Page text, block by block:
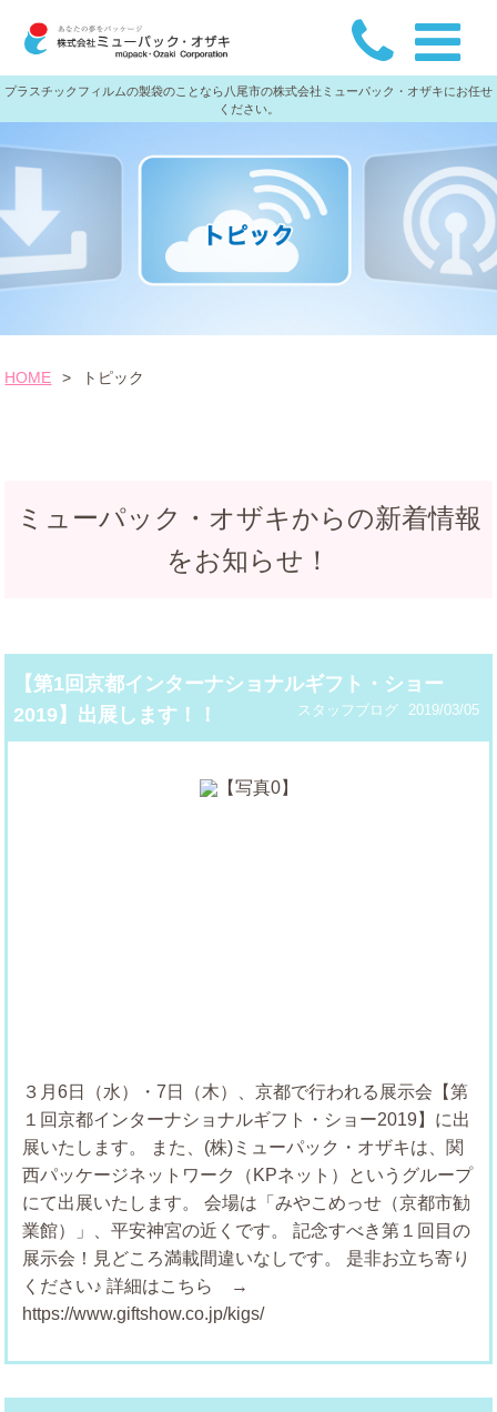
プラスチックフィルムの製袋のことなら八尾市の株式会社ミューパック・オザキにお任せ
ください。
HOME > トピック
ミューパック・オザキからの新着情報
をお知らせ！
【第1回京都インターナショナルギフト・ショー
2019】出展します！！
2019/03/05
スタッフブログ
３月6日（水）・7日（木）、京都で行われる展示会【第
１回京都インターナショナルギフト・ショー2019】に出
展いたします。
また、(株)ミューパック・オザキは、関
西パッケージネットワーク（KPネット）というグループ
にて出展いたします。
会場は「みやこめっせ（京都市勧
業館）」、平安神宮の近くです。
記念すべき第１回目の
展示会！見どころ満載間違いなしです。
是非お立ち寄り
ください♪ 詳細はこちら →
https://www.giftshow.co.jp/kigs/